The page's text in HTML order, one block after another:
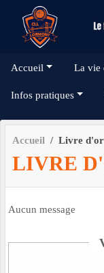
Accueil La vie
Infos pratiques
Accueil Livre d'or
LIVRE
Aucun message
Panneau de gestion des